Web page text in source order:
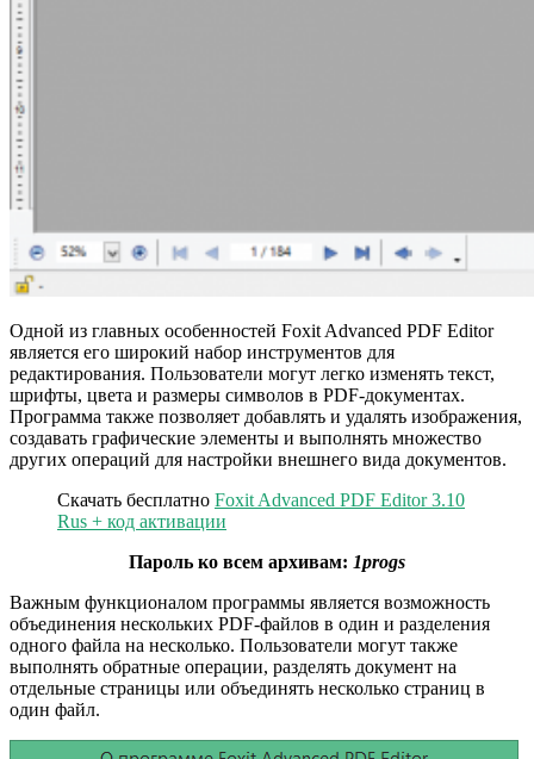
Одной из главных особенностей Foxit Advanced PDF Editor
является его широкий набор инструментов для
редактирования. Пользователи могут легко изменять текст,
шрифты, цвета и размеры символов в PDF-документах.
Программа также позволяет добавлять и удалять изображения,
создавать графические элементы и выполнять множество
других операций для настройки внешнего вида документов.
Скачать бесплатно Foxit Advanced PDF Editor 3.10
Rus + код активации
Пароль ко всем архивам: 1progs
Важным функционалом программы является возможность
объединения нескольких PDF-файлов в один и разделения
одного файла на несколько. Пользователи могут также
выполнять обратные операции, разделять документ на
отдельные страницы или объединять несколько страниц в
один файл.